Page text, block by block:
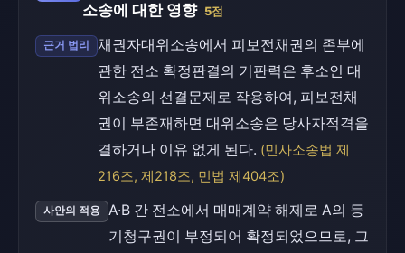
소송에 대한 영향 5점
근거 법리
채권자대위소송에서 피보전채권의 존부에
관한 전소 확정판결의 기판력은 후소인 대
위소송의 선결문제로 작용하여, 피보전채
권이 부존재하면 대위소송은 당사자적격을
결하거나 이유 없게 된다. (민사소송법 제
216조, 제218조, 민법 제404조)
사안의 적용
A·B 간 전소에서 매매계약 해제로 A의 등
기청구권이 부정되어 확정되었으므로, 그